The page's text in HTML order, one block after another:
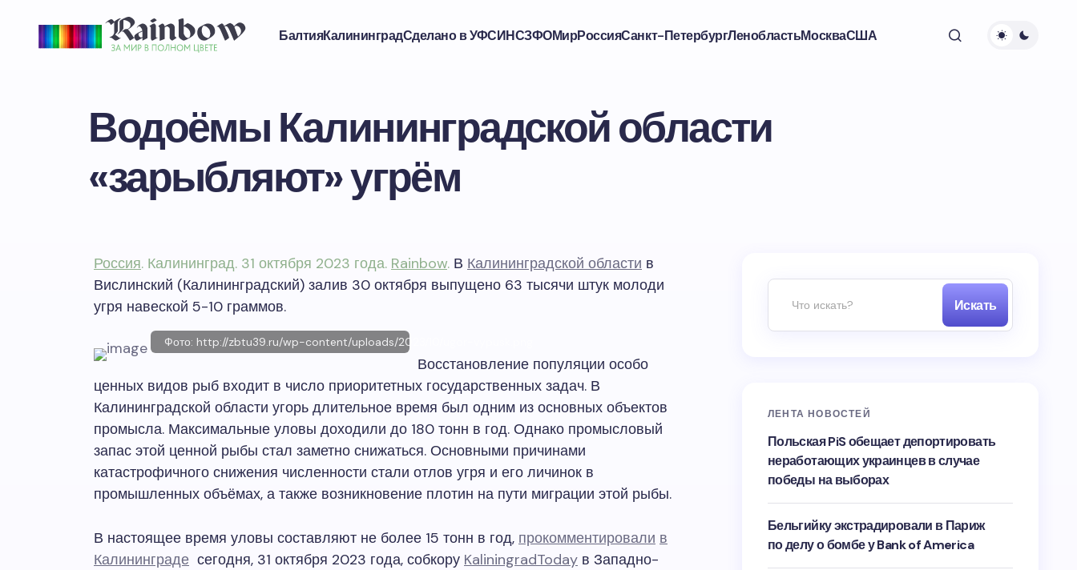
БалтияКалининградСделано в УФСИНСЗФОМирРоссияСанкт-ПетербургЛенобластьМоскваСША
Водоёмы Калининградской области
«зарыбляют» угрём
Россия. Калининград. 31 октября 2023 года. Rainbow. В Калининградской области в
Вислинский (Калининградский) залив 30 октября выпущено 63 тысячи штук молоди
угря навеской 5-10 граммов.
Фото: http://zbtu39.ru/wp-content/uploads/2023/10/ugor-vypusk.png
Восстановление популяции особо
ценных видов рыб входит в число приоритетных государственных задач. В
Калининградской области угорь длительное время был одним из основных объектов
промысла. Максимальные уловы доходили до 180 тонн в год. Однако промысловый
запас этой ценной рыбы стал заметно снижаться. Основными причинами
катастрофичного снижения численности стали отлов угря и его личинок в
промышленных объёмах, а также возникновение плотин на пути миграции этой рыбы.
В настоящее время уловы составляют не более 15 тонн в год, прокомментировали в
Калининграде сегодня, 31 октября 2023 года, собкору KaliningradToday в Западно-
Искать
ЛЕНТА НОВОСТЕЙ
Польская PiS обещает депортировать
неработающих украинцев в случае
победы на выборах
Бельгийку экстрадировали в Париж
по делу о бомбе у Bank of America